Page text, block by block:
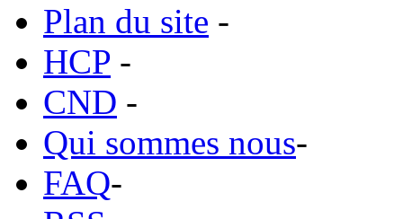
Plan du site -
HCP -
CND -
Qui sommes nous-
FAQ-